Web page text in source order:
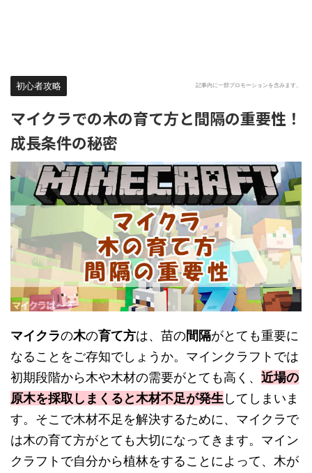
初心者攻略 記事内に一部プロモーションを含みます。
マイクラでの木の育て方と間隔の重要性！
成長条件の秘密
マイクラの木の育て方は、苗の間隔がとても重要に
なることをご存知でしょうか。マインクラフトでは
初期段階から木や木材の需要がとても高く、 近場の
原木を採取しまくると木材不足が発生 してしまいま
す。そこで木材不足を解決するために、マイクラで
は木の育て方がとても大切になってきます。マイン
クラフトで自分から植林をすることによって、木が